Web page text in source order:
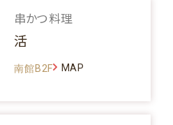
串かつ料理
活
南館B2F MAP